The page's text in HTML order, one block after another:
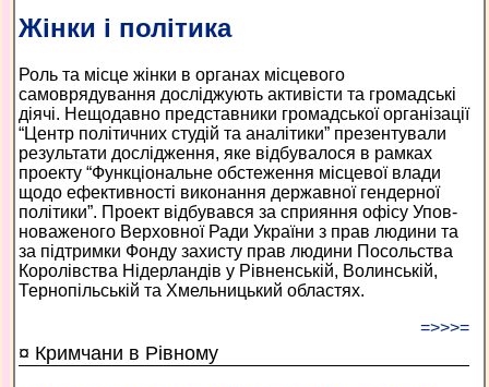
Жінки і політика
Роль та місце жінки в органах місцевого
самоврядування досліджують активісти та громадські
діячі. Нещодавно представники громадської організації
“Центр політичних студій та аналітики” презентували
результати дослідження, яке відбувалося в рамках
проекту “Функціональне обстеження місцевої влади
щодо ефективності виконання державної гендерної
політики”. Проект відбувався за сприяння офісу Упов­
новаженого Верховної Ради України з прав людини та
за підтримки Фонду захисту прав людини Посольства
Королівства Нідерландів у Рівненській, Волинській,
Тернопільській та Хмельницький областях.
=>>>=
¤ Кримчани в Рівному